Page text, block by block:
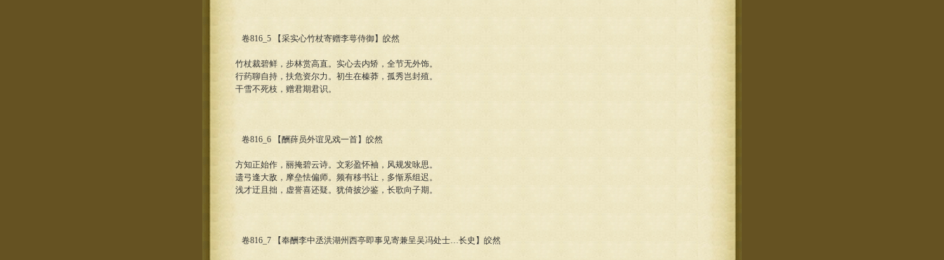
卷816_5 【采实心竹杖寄赠李萼侍御】皎然
竹杖裁碧鲜，步林赏高直。实心去内矫，全节无外饰。
行药聊自持，扶危资尔力。初生在榛莽，孤秀岂封殖。
干雪不死枝，赠君期君识。
卷816_6 【酬薛员外谊见戏一首】皎然
方知正始作，丽掩碧云诗。文彩盈怀袖，风规发咏思。
遗弓逢大敌，摩垒怯偏师。频有移书让，多惭系组迟。
浅才迂且拙，虚誉喜还疑。犹倚披沙鉴，长歌向子期。
卷816_7 【奉酬李中丞洪湖州西亭即事见寄兼呈吴冯处士…长史】皎然